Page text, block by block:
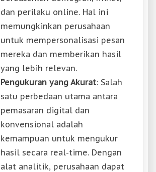
dan perilaku online. Hal ini
memungkinkan perusahaan
untuk mempersonalisasi pesan
mereka dan memberikan hasil
yang lebih relevan.
Pengukuran yang Akurat: Salah
satu perbedaan utama antara
pemasaran digital dan
konvensional adalah
kemampuan untuk mengukur
hasil secara real-time. Dengan
alat analitik, perusahaan dapat